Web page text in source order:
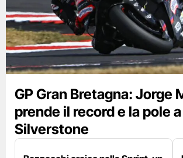
GP Gran Bretagna: Jorge
prende il record e la pole a
Silverstone